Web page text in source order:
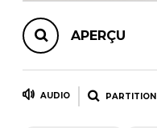
APERÇU
AUDIO PARTITION